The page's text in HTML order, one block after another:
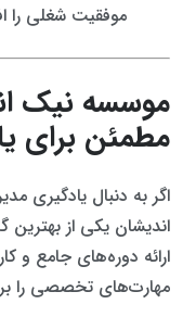
موفقیت شغلی را
موسسه نیک
مطمئن برای
اگر به دنبال یادگیری
اندیشان یکی از
ارائه دوره‌های جامع و
مهارت‌های تخصصی را